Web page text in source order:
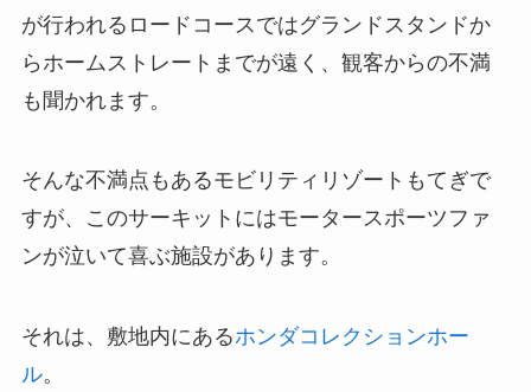
が行われるロードコースではグランドスタンドか
ら ホームストレートまでが遠く、観客からの不満
も聞かれます。
そんな不満点もあるモビリティリゾートもてぎで
すが、このサーキットにはモータースポーツファ
ンが泣いて喜ぶ施設があります。
それは、敷地内にあるホンダコレクションホー
ル。